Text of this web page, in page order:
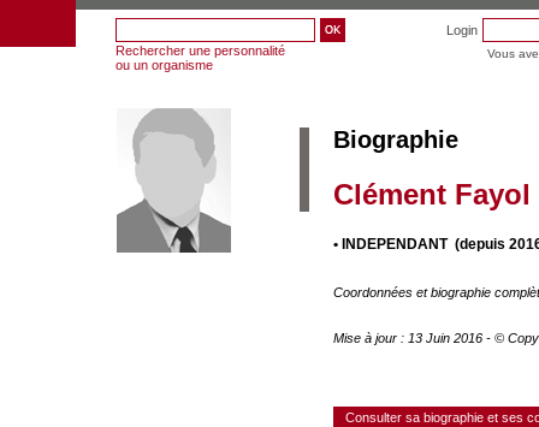
Rechercher une personnalité
ou un organisme
Login
Vous
Biographie
Clément Fayol
• INDEPENDANT (depuis
Coordonnées et biographie
Mise à jour : 13 Juin 2016 - ©
Consulter sa biographie et ses